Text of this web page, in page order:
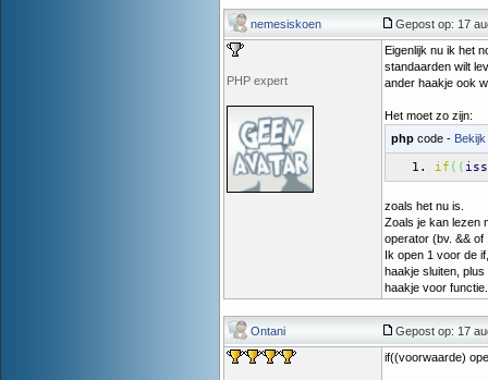
nemesiskoen Gepost op: 17
PHP expert
Eigenlijk nu ik het
standaarden wilt
ander haakje ook
Het moet zo zijn:
php code -
if ( (
zoals het nu is.
Zoals je kan lezen
operator (bv. &&
Ik open 1 voor de
haakje sluiten,
haakje voor
Ontani Gepost op: 17
if((voorwaarde)